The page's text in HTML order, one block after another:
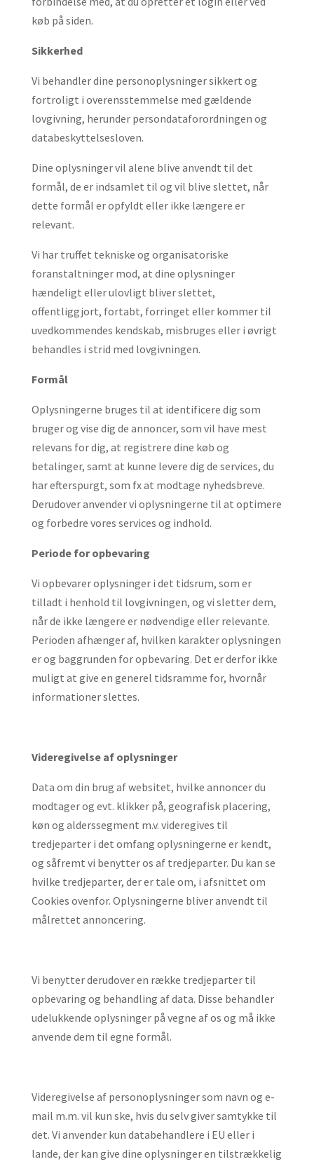
køb på siden.
Sikkerhed
Vi behandler dine personoplysninger sikkert og
fortroligt i overensstemmelse med gældende
lovgivning, herunder persondataforordningen og
databeskyttelsesloven.
Dine oplysninger vil alene blive anvendt til det
formål, de er indsamlet til og vil blive slettet, når
dette formål er opfyldt eller ikke længere er
relevant.
Vi har truffet tekniske og organisatoriske
foranstaltninger mod, at dine oplysninger
hændeligt eller ulovligt bliver slettet,
offentliggjort, fortabt, forringet eller kommer til
uvedkommendes kendskab, misbruges eller i øvrigt
behandles i strid med lovgivningen.
Formål
Oplysningerne bruges til at identificere dig som
bruger og vise dig de annoncer, som vil have mest
relevans for dig, at registrere dine køb og
betalinger, samt at kunne levere dig de services, du
har efterspurgt, som fx at modtage nyhedsbreve.
Derudover anvender vi oplysningerne til at optimere
og forbedre vores services og indhold.
Periode for opbevaring
Vi opbevarer oplysninger i det tidsrum, som er
tilladt i henhold til lovgivningen, og vi sletter dem,
når de ikke længere er nødvendige eller relevante.
Perioden afhænger af, hvilken karakter oplysningen
er og baggrunden for opbevaring. Det er derfor ikke
muligt at give en generel tidsramme for, hvornår
informationer slettes.
Videregivelse af oplysninger
Data om din brug af websitet, hvilke annoncer du
modtager og evt. klikker på, geografisk placering,
køn og alderssegment m.v. videregives til
tredjeparter i det omfang oplysningerne er kendt,
og såfremt vi benytter os af tredjeparter. Du kan se
hvilke tredjeparter, der er tale om, i afsnittet om
Cookies ovenfor. Oplysningerne bliver anvendt til
målrettet annoncering.
Vi benytter derudover en række tredjeparter til
opbevaring og behandling af data. Disse behandler
udelukkende oplysninger på vegne af os og må ikke
anvende dem til egne formål.
Videregivelse af personoplysninger som navn og e-
mail m.m. vil kun ske, hvis du selv giver samtykke til
det. Vi anvender kun databehandlere i EU eller i
lande, der kan give dine oplysninger en tilstrækkelig